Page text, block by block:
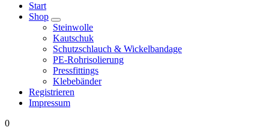
Start
Shop
Steinwolle
Kautschuk
Schutzschlauch & Wickelbandage
PE-Rohrisolierung
Pressfittings
Klebebänder
Registrieren
Impressum
0